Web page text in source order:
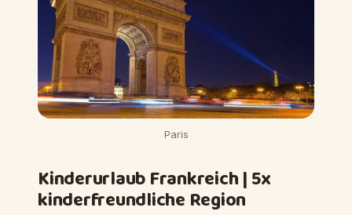
Paris
Kinderurlaub Frankreich | 5x
kinderfreundliche Region